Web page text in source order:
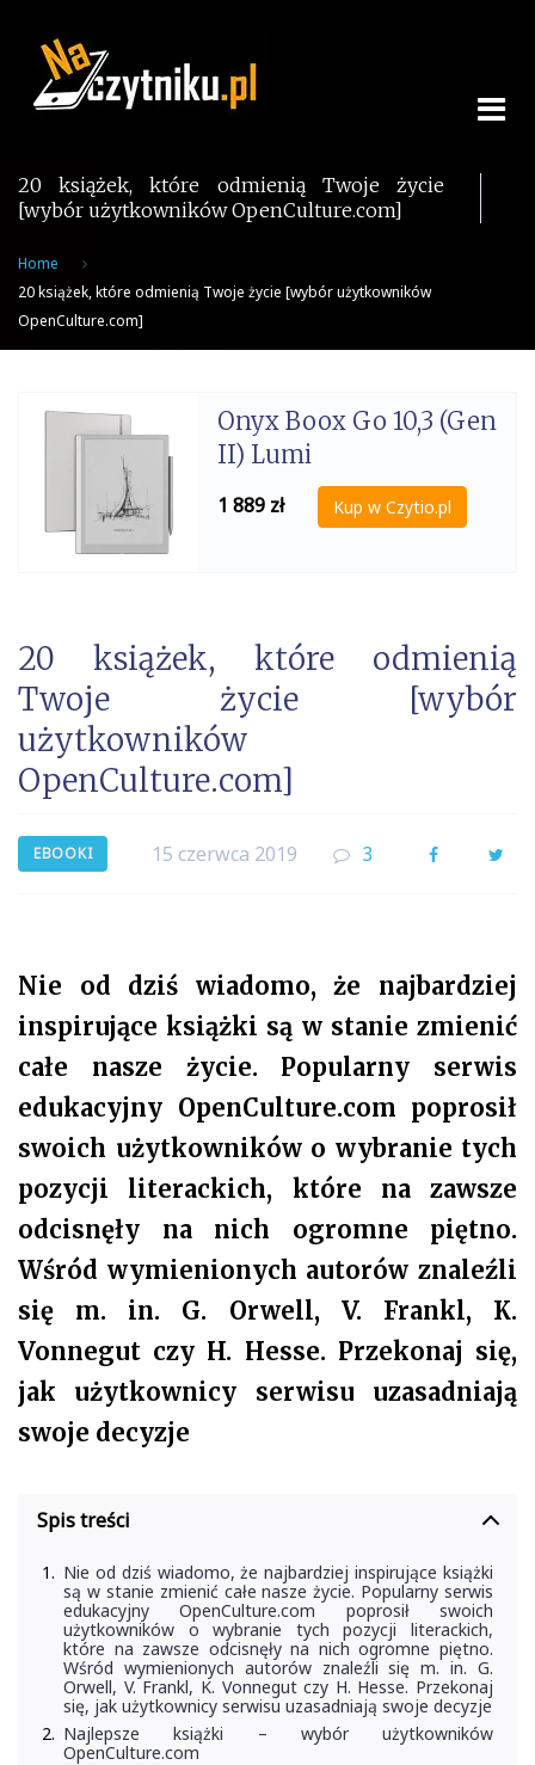
content
20 książek, które odmienią Twoje życie
[wybór użytkowników OpenCulture.com]
Home
20 książek, które odmienią Twoje życie [wybór użytkowników
OpenCulture.com]
Onyx Boox Go 10,3 (Gen
II) Lumi
1 889 zł Kup w Czytio.pl
20 książek, które odmienią
Twoje życie [wybór
użytkowników
OpenCulture.com]
EBOOKI 15 czerwca 2019 3 Facebook
Nie od dziś wiadomo, że najbardziej
inspirujące książki są w stanie zmienić
całe nasze życie. Popularny serwis
edukacyjny OpenCulture.com poprosił
swoich użytkowników o wybranie tych
pozycji literackich, które na zawsze
odcisnęły na nich ogromne piętno.
Wśród wymienionych autorów znaleźli
się m. in. G. Orwell, V. Frankl, K.
Vonnegut czy H. Hesse. Przekonaj się,
jak użytkownicy serwisu uzasadniają
swoje decyzje
Spis treści
Nie od dziś wiadomo, że najbardziej inspirujące książki
są w stanie zmienić całe nasze życie. Popularny serwis
edukacyjny OpenCulture.com poprosił swoich
użytkowników o wybranie tych pozycji literackich,
które na zawsze odcisnęły na nich ogromne piętno.
Wśród wymienionych autorów znaleźli się m. in. G.
Orwell, V. Frankl, K. Vonnegut czy H. Hesse. Przekonaj
się, jak użytkownicy serwisu uzasadniają swoje decyzje
Najlepsze książki – wybór użytkowników
OpenCulture.com